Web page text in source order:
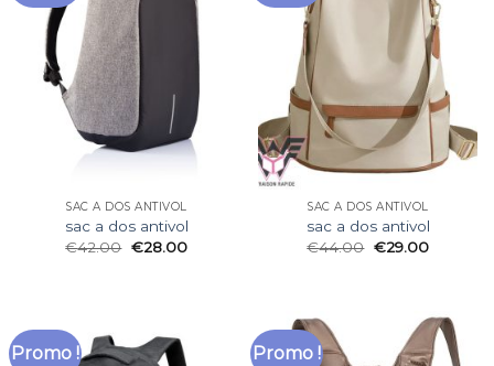
SAC A DOS ANTIVOL
sac a dos antivol
€42.00 €28.00
SAC A DOS ANTIVOL
sac a dos antivol
€44.00 €29.00
Promo ! Promo !